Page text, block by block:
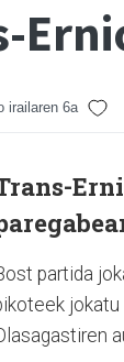
irailaren 6a
partida
jokatu